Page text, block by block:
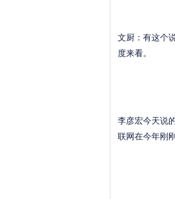
文厨：有这个
度来看。
李彦宏今天说
联网在今年刚